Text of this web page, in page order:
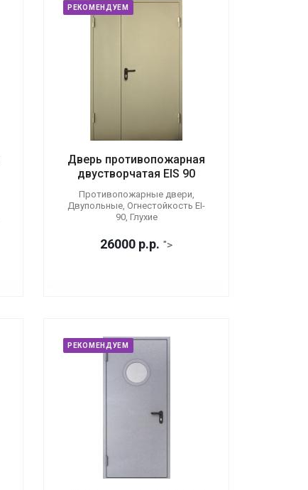
РЕКОМЕНДУЕМ
Дверь противопожарная
двустворчатая EIS 90
Противопожарные двери,
Двупольные, Огнестойкость EI-
90, Глухие
26000 р.р. ">
РЕКОМЕНДУЕМ